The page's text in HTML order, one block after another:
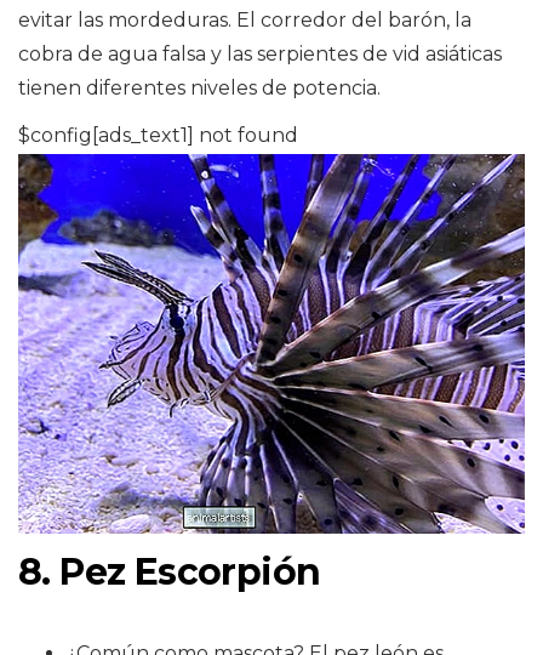
evitar las mordeduras. El corredor del barón, la
cobra de agua falsa y las serpientes de vid asiáticas
tienen diferentes niveles de potencia.
$config[ads_text1] not found
8. Pez Escorpión